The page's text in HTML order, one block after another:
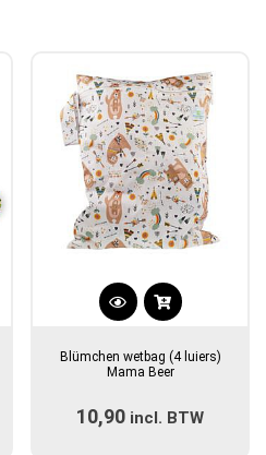
Blümchen wetbag (4 luiers)
Mama Beer
10,90 incl. BTW